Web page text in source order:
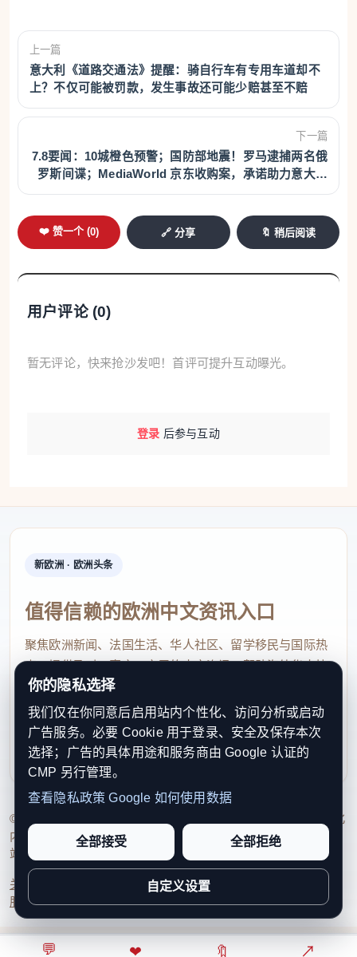
💬 ❤ 🔖 ↗
上一篇
意大利《道路交通法》提醒：骑自行车有专用车道却不
上？不仅可能被罚款，发生事故还可能少赔甚至不赔
下一篇
7.8要闻：10城橙色预警；国防部地震！罗马逮捕两名俄
罗斯间谍；MediaWorld 京东收购案，承诺助力意大利
企业赴华！
❤️ 赞一个 (0) 🔗 分享 🔖 稍后阅读
用户评论 (0)
暂无评论，快来抢沙发吧！首评可提升互动曝光。
登录 后参与互动
新欧洲 · 欧洲头条
值得信赖的欧洲中文资讯入口
聚焦欧洲新闻、法国生活、华人社区、留学移民与国际热
点，提供及时、真实、实用的中文资讯，帮助海外华人快
速了解欧洲动态。
contact@xinouzhou.com
服务支持、版权与合作：工作日优先处理站务、投稿与权
利通知
© 2026 新欧洲·欧洲头条. All Rights Reserved. 本网站持续优化
内容透明度、联系方式与用户权利说明，以提升品牌信任感和
站点完整度。
关于我们 编辑规范日期归档隐私政策
服务条款联系我们
你的隐私选择
我们仅在你同意后启用站内个性化、访问分析或启动
广告服务。必要 Cookie 用于登录、安全及保存本次
选择；广告的具体用途和服务商由 Google 认证的
CMP 另行管理。
查看隐私政策 Google 如何使用数据
全部接受 全部拒绝
自定义设置
⌂ ◎ ↗ ○